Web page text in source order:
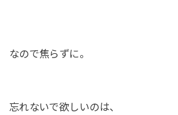
なので焦らずに。
忘れないで欲しいのは、